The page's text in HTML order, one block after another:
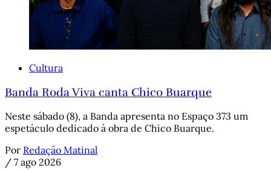
Cultura
Banda Roda Viva canta Chico Buarque
Neste sábado (8), a Banda apresenta no Espaço 373 um
espetáculo dedicado à obra de Chico Buarque.
Por Redação Matinal
/ 7 ago 2026